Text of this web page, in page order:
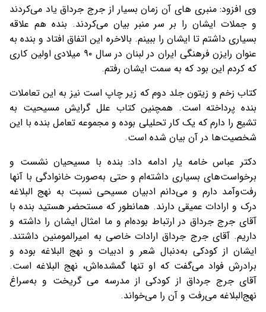
وی افزود: منبری های آن زمان بسیار از جرج جرداق یاد می‌کردند
و جملات ایشان را بر سر منبر بیان می‌کردند. بنده هم علاقه
بسیاری داشتم تا ایشان را ببینم. بالاخره این اتفاق افتاد و بنده به
عنوان رایزن فرهنگی ایران در لبنان در سال ۹۰ میلادی اولین کاری
که کردم این بود که به سمت ایشان رفتم.
کتاب زخم و زیتون جلد دوم که زیر چاپ است نیز به این تعاملات
بنده پرداخته است. همچنین کتاب علل گرایش مسیحیت به
تشیع را دارم که یک کار تحلیلی بوده و مجموعه تعامل بنده با این
شخصیت‌ها در آن بیان شده است.
دکتر عباس خامه یار ادامه داد: بنده با مسیحیان نشست و
برخواست‌های بسیاری داشته‌ام و حتی به‌صورت خانوادگی با آنها
رفت‌وآمد دارم و می‌دانم ادبیان مسیحی نسبت به نهج البلاغه
درک و ارادات عمیقی دارند. همانطور که مستحضر هستید بنده با
آقای جرج جرداق در ارتباط بوده‌ام و ما امثال ایشان را داشته و
داریم. آقای جرج جرداق ارادات خاصی به امیرالمومنین داشتند.
ایشان از کودکی به‌دنبال شعر و ادبیات و نهج البلاغه بوده و
برادرش فواد می‌گفت که او تنها گمشده‌اش، نهج البلاغه است.
آقای جرج جرداق از کودکی از مدرسه می گریخت و به‌سراغ
نهج‌البلاغه می‌رفت و آن را می‌خواند.